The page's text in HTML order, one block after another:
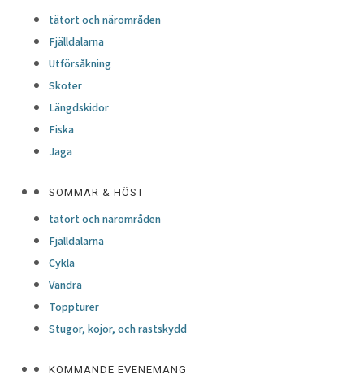
tätort och närområden
Fjälldalarna
Utförsåkning
Skoter
Längdskidor
Fiska
Jaga
SOMMAR & HÖST
tätort och närområden
Fjälldalarna
Cykla
Vandra
Toppturer
Stugor, kojor, och rastskydd
KOMMANDE EVENEMANG